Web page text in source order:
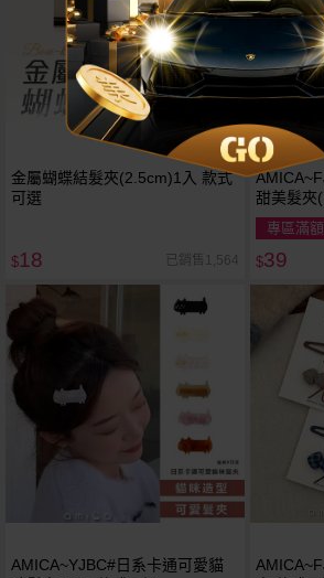
金屬蝴蝶結髮夾(2.5cm)1入 款式
可選
$18 已銷售1,564
甜美髮夾
專區滿
$39
AMICA~YJBC#日系卡通可愛貓